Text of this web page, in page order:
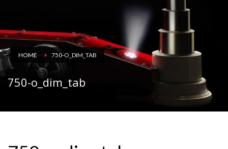
HOME 750-O_DIM_TAB
750-o_dim_tab